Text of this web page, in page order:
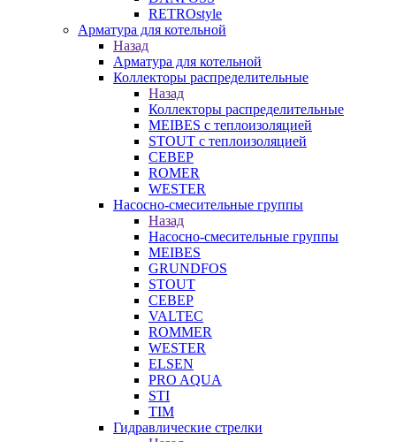
RETROstyle
Арматура для котельной
Назад
Арматура для котельной
Коллекторы распределительные
Назад
Коллекторы распределительные
MEIBES с теплоизоляцией
STOUT с теплоизоляцией
СЕВЕР
ROMER
WESTER
Насосно-смесительные группы
Назад
Насосно-смесительные группы
MEIBES
GRUNDFOS
STOUT
СЕВЕР
VALTEC
ROMMER
WESTER
ELSEN
PRO AQUA
STI
TIM
Гидравлические стрелки